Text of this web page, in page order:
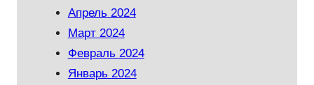
Апрель 2024
Март 2024
Февраль 2024
Январь 2024